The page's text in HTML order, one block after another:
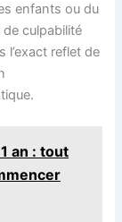
enfants ou du
culpabilité
l’exact reflet de
an : tout